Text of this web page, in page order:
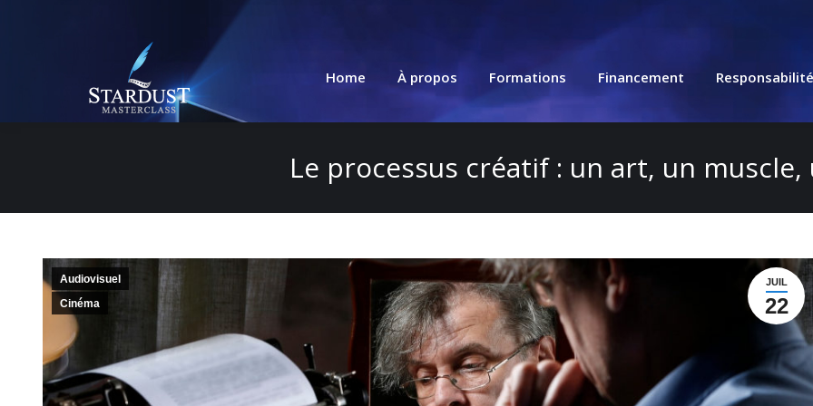
Home À propos Formations Financement Responsabilité
Le processus créatif : un art, un
JUIL
22
Audiovisuel
Cinéma